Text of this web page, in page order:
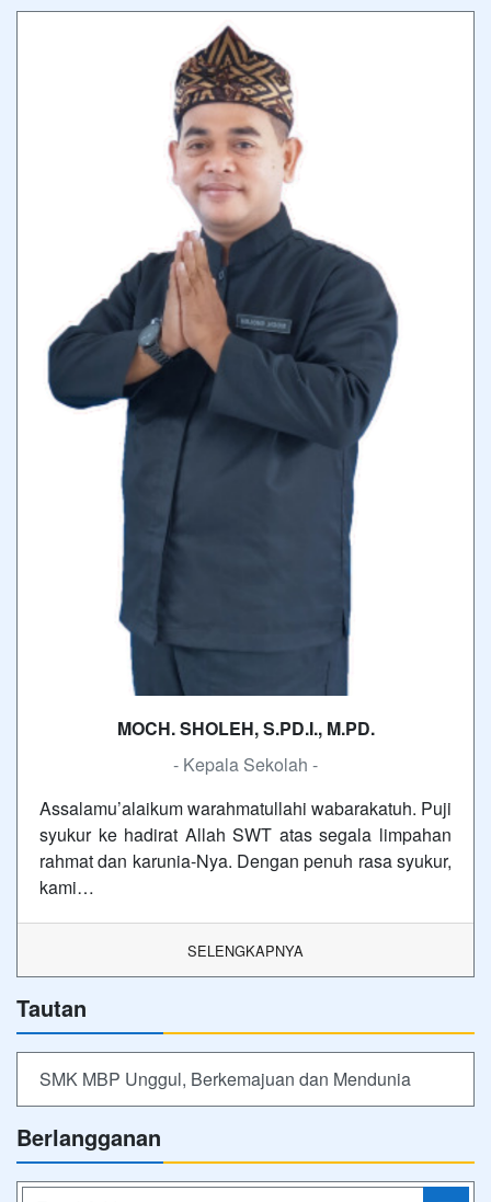
MOCH. SHOLEH, S.PD.I., M.PD.
- Kepala Sekolah -
Assalamu’alaikum warahmatullahi wabarakatuh. Puji
syukur ke hadirat Allah SWT atas segala limpahan
rahmat dan karunia-Nya. Dengan penuh rasa syukur,
kami…
SELENGKAPNYA
Tautan
SMK MBP Unggul, Berkemajuan dan Mendunia
Berlangganan